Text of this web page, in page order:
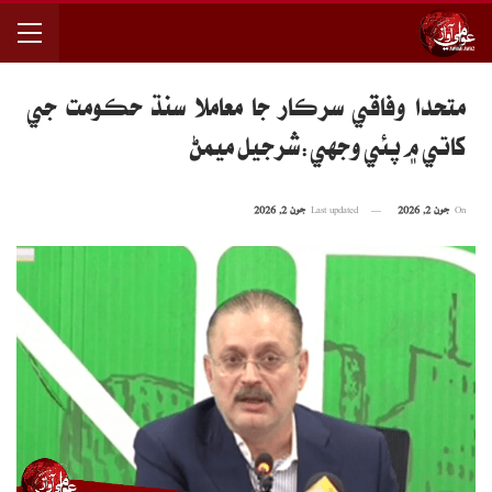
متحدا وفاقي سرڪار جا معاملا سنڌ حڪومت جي
کاتي ۾ پئي وجهي:شرجيل ميمڻ